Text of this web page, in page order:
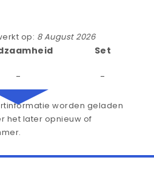
op: 8 August 2026
-
Set
-
worden geladen
het later opnieuw of